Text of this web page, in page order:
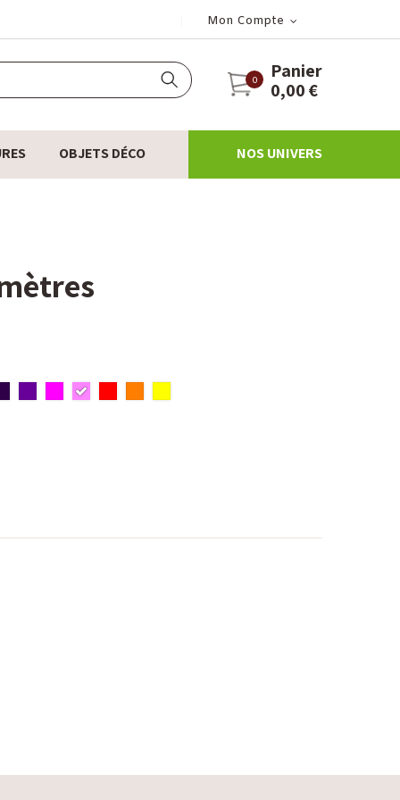
Mon Compte
0
Panier
0,00 €
OBJETS DÉCO NOS UNIVERS